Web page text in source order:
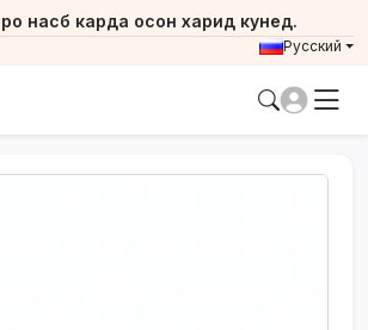
насб карда осон харид кунед.
Русский